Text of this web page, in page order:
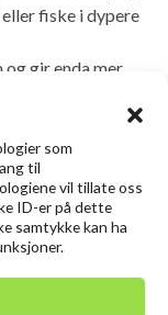
som
til
vil tillate oss
ID-er på dette
samtykke kan ha
fiske i dypere
gir enda mer
eller